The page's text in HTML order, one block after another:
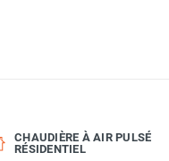
CHAUDIÈRE À AIR PULSÉ
RÉSIDENTIEL